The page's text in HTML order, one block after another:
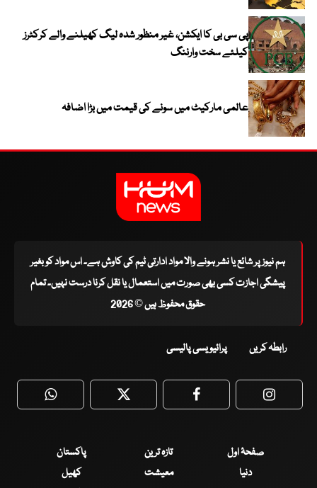
پی سی بی کا ایکشن، غیر منظور شدہ لیگ کھیلنے والے کرکٹرز
کیلئے سخت وارننگ
عالمی مارکیٹ میں سونے کی قیمت میں بڑا اضافہ
ہم نیوز پر شائع یا نشر ہونے والا مواد ادارتی ٹیم کی کاوش ہے۔ اس مواد کو بغیر
پیشگی اجازت کسی بھی صورت میں استعمال یا نقل کرنا درست نہیں۔ تمام
حقوق محفوظ ہیں © 2026
رابطہ کریں پرائیویسی پالیسی
WhatsApp Twitter Facebook
صفحۂ اول تازہ ترین
پاکستان
دنیا
معیشت
کھیل